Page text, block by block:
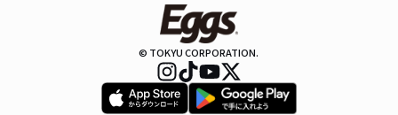
© TOKYU CORPORATION.